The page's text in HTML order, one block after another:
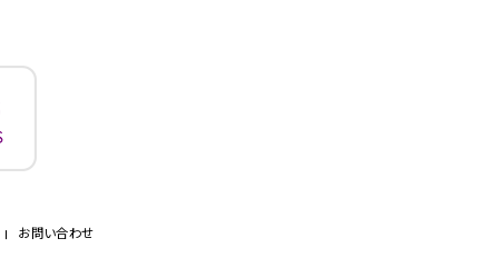
お問い合わせ